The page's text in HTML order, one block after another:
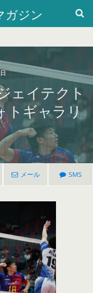
ガジン
ェイテクト
トギャラリ
メール SMS